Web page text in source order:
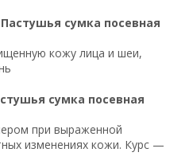
сумка посевная
кожу лица и шеи,
сумка посевная
при выраженной
изменениях кожи. Курс —